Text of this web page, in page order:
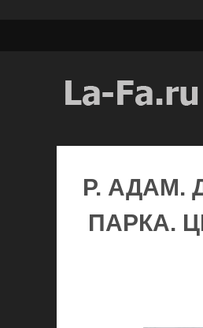
Р. АДАМ.
ПАРКА.